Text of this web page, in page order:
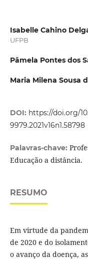
Isabelle Cahino
UFPB
Pâmela Pontes dos
Maria Milena Sousa
DOI: https://doi.org/
9979.2021v16n1.58798
Palavras-chave:
Educação a distância.
RESUMO
Em virtude da
de 2020 e do
o avanço da doença,